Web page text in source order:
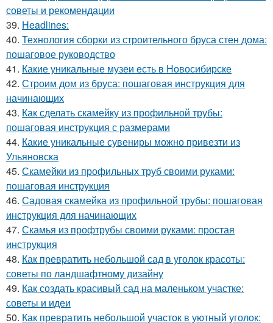
советы и рекомендации
39. Headlines:
40. Технология сборки из строительного бруса стен дома:
пошаговое руководство
41. Какие уникальные музеи есть в Новосибирске
42. Строим дом из бруса: пошаговая инструкция для
начинающих
43. Как сделать скамейку из профильной трубы:
пошаговая инструкция с размерами
44. Какие уникальные сувениры можно привезти из
Ульяновска
45. Скамейки из профильных труб своими руками:
пошаговая инструкция
46. Садовая скамейка из профильной трубы: пошаговая
инструкция для начинающих
47. Скамья из профтрубы своими руками: простая
инструкция
48. Как превратить небольшой сад в уголок красоты:
советы по ландшафтному дизайну
49. Как создать красивый сад на маленьком участке:
советы и идеи
50. Как превратить небольшой участок в уютный уголок: